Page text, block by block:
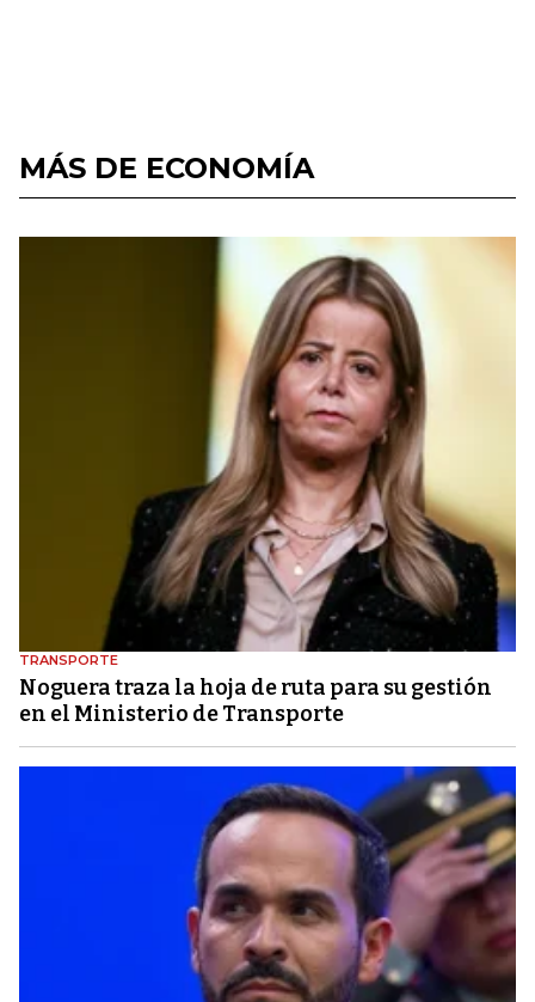
MÁS DE ECONOMÍA
TRANSPORTE
Noguera traza la hoja de ruta para su gestión
en el Ministerio de Transporte